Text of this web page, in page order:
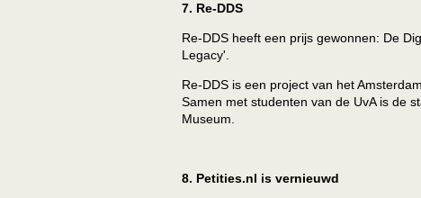
7. Re-DDS
Re-DDS heeft een prijs gewonnen: De
Legacy'.
Re-DDS is een project van het
Samen met studenten van de UvA is de
Museum.
8. Petities.nl is vernieuwd